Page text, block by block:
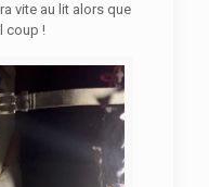
vite au lit alors que
coup !